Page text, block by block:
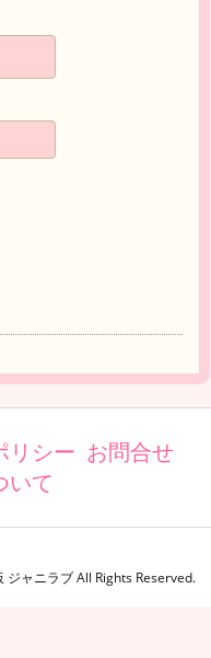
リシー お問合せ
いて
ジャニラブAll Rights Reserved.